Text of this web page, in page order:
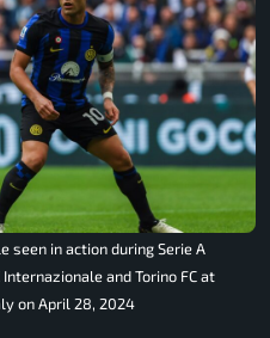
seen in action during Serie A
and Torino FC at
on April 28, 2024